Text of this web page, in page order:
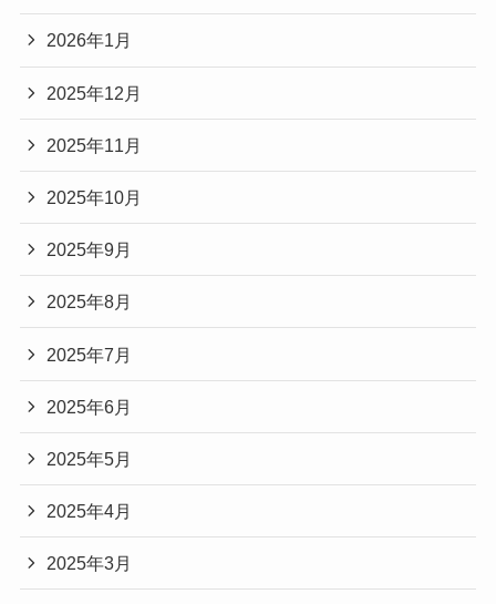
2026年1月
2025年12月
2025年11月
2025年10月
2025年9月
2025年8月
2025年7月
2025年6月
2025年5月
2025年4月
2025年3月